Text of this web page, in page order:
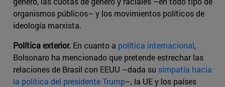
organismos públicos– y los movimientos políticos de
ideología marxista.
Política exterior. En cuanto a política internacional,
Bolsonaro ha mencionado que pretende estrechar las
relaciones de Brasil con EEUU –dada su simpatía hacia
la política del presidente Trump–, la UE y los países